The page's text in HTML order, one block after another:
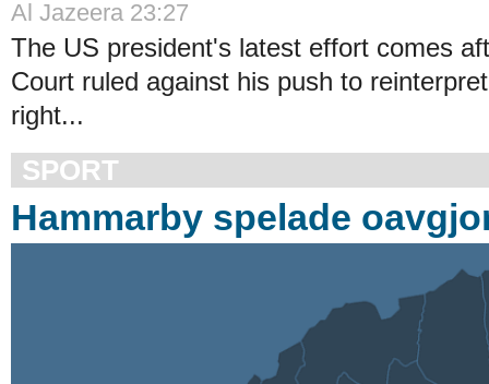
Al Jazeera 23:27
The US president's latest effort comes
Court ruled against his push to
right...
SPORT
Hammarby spelade